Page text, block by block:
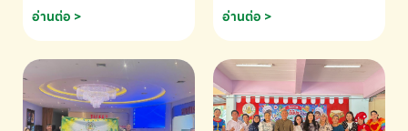
ข้อมูลเพิ่มเติม โทร. 075-691910
อ่านต่อ >
ด.ช.พัทธนันท์ พรหมพันธ์ ชั้น
อนุบาล EP K3 โรงเรียนโชคชัย
แข่งขันคณิตศาสตร์และคณิตคิด
เร็วนานาชาติ ครั้งที่ 46 ประจำปี
2569 ณ ประเทศสิงคโปร์
INTERNATIONAL
อ่านต่อ >